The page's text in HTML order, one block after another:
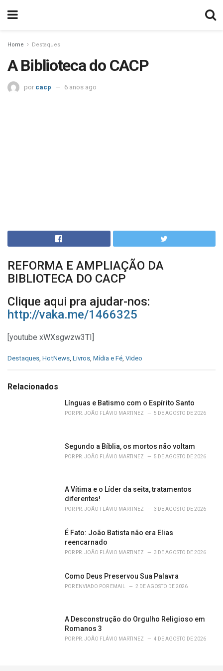
Home Destaques
A Biblioteca do CACP
por cacp 6 anos ago
REFORMA E AMPLIAÇÃO DA
BIBLIOTECA DO CACP
Clique aqui pra ajudar-nos:
http://vaka.me/1466325
[youtube xWXsgwzw3TI]
C
e
Destaques HotNews Livros Mídia e Fé Video
Relacionados
Línguas e Batismo com o Espírito Santo
POR PR. JOÃO FLÁVIO MARTINEZ 5 DE AGOSTO DE 2026
Segundo a Bíblia, os mortos não voltam
POR PR. JOÃO FLÁVIO MARTINEZ 5 DE AGOSTO DE 2026
A Vítima e o Líder da seita, tratamentos
diferentes!
POR PR. JOÃO FLÁVIO MARTINEZ 3 DE AGOSTO DE 2026
É Fato: João Batista não era Elias
reencarnado
POR PR. JOÃO FLÁVIO MARTINEZ 3 DE AGOSTO DE 2026
Como Deus Preservou Sua Palavra
POR ENVIADO POR EMAIL 2 DE AGOSTO DE 2026
A Desconstrução do Orgulho Religioso em
Romanos 3
POR PR. JOÃO FLÁVIO MARTINEZ 4 DE AGOSTO DE 2026